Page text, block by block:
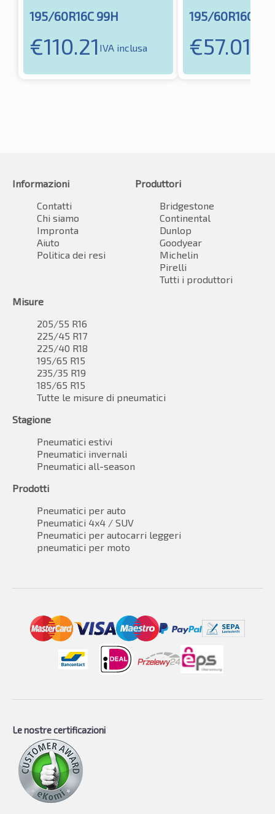
195/60R16C 99H
€110.21 IVA inclusa
195/60R16C
€57.01
Informazioni
Contatti
Chi siamo
Impronta
Aiuto
Politica dei resi
Produttori
Bridgestone
Continental
Dunlop
Goodyear
Michelin
Pirelli
Tutti i produttori
Misure
205/55 R16
225/45 R17
225/40 R18
195/65 R15
235/35 R19
185/65 R15
Tutte le misure di pneumatici
Stagione
Pneumatici estivi
Pneumatici invernali
Pneumatici all-season
Prodotti
Pneumatici per auto
Pneumatici 4x4 / SUV
Pneumatici per autocarri leggeri
pneumatici per moto
Le nostre certificazioni